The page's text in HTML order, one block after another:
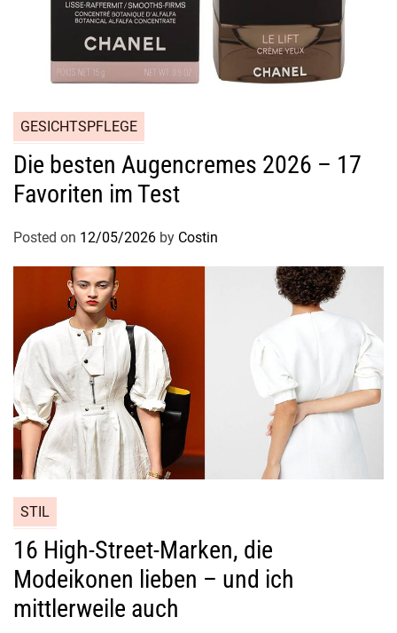
e
n
M
n
GESICHTSPFLEGE
Die besten Augencremes 2026 – 17
Favoriten im Test
Posted on 12/05/2026 by Costin
STIL
16 High-Street-Marken, die
Modeikonen lieben – und ich
mittlerweile auch